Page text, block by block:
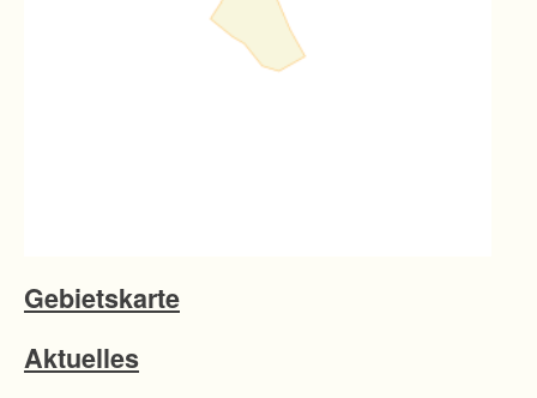
Gebietskarte
Aktuelles